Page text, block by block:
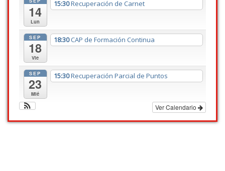
14
Lun
15:30Recuperación de Carnet
SEP
18
Vie
18:30CAP de Formación Continua
SEP
23
Mié
15:30Recuperación Parcial de Puntos
Ver Calendario